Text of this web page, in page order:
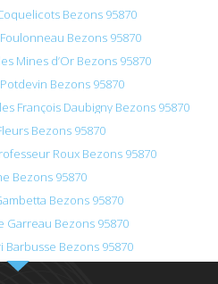
Bezons 95870
Bezons 95870
Mines d’Or Bezons 95870
Bezons 95870
François Daubigny Bezons 95870
Bezons 95870
Roux Bezons 95870
Bezons 95870
Bezons 95870
Garreau Bezons 95870
Bezons 95870